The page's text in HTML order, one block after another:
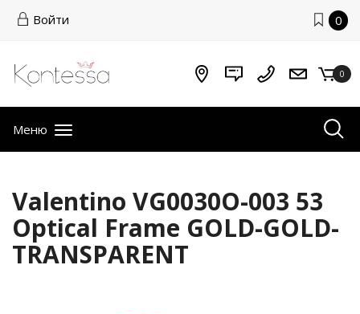
Войти 0
0
Меню
Valentino VG0030O-003 53
Optical Frame GOLD-GOLD-
TRANSPARENT